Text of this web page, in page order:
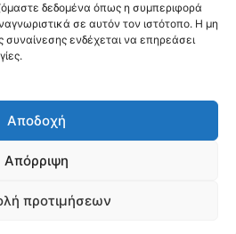
δεδομένα όπως η συμπεριφορά
σε αυτόν τον ιστότοπο. Η μη
ενδέχεται να επηρεάσει
Αποδοχή
Απόρριψη
προτιμήσεων
303
243
Traveller 2014-2025